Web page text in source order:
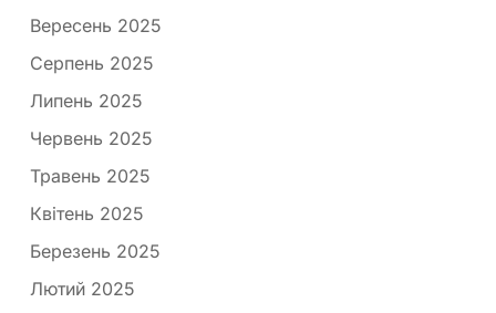
Вересень 2025
Серпень 2025
Липень 2025
Червень 2025
Травень 2025
Квітень 2025
Березень 2025
Лютий 2025